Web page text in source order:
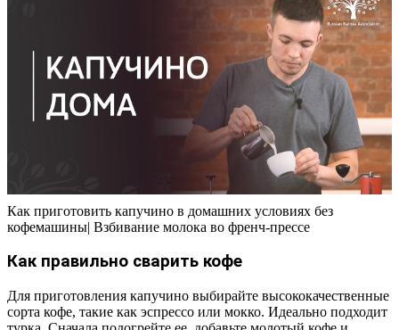
Как приготовить капучино в домашних условиях без
кофемашины| Взбивание молока во френч-прессе
Как правильно сварить кофе
Для приготовления капучино выбирайте высококачественные
сорта кофе, такие как эспрессо или мокко. Идеально подходит